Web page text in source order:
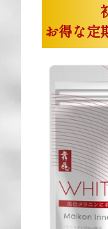
お得な定